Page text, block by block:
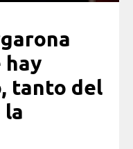
hay
tanto del
la